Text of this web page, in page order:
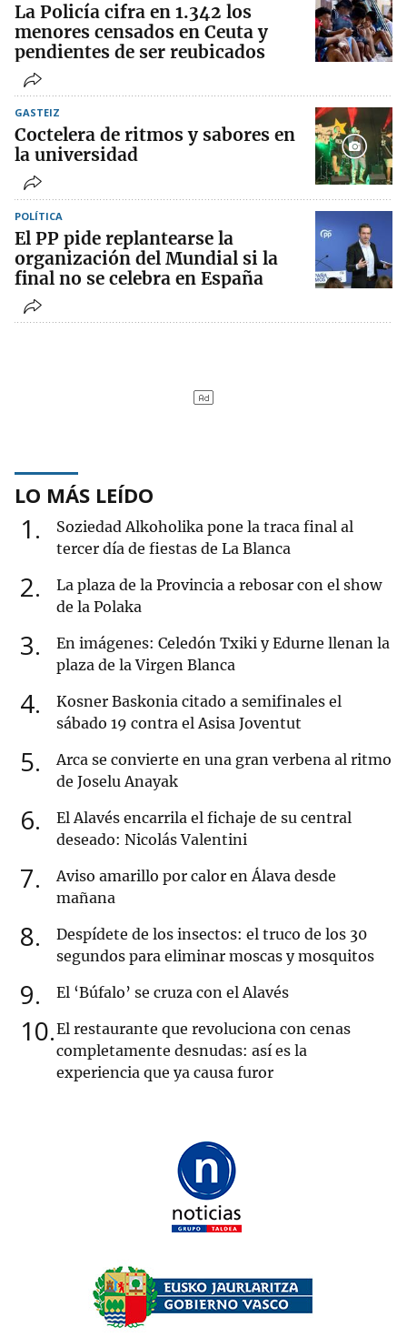
La Policía cifra en 1.342 los
menores censados en Ceuta y
pendientes de ser reubicados
GASTEIZ
Coctelera de ritmos y sabores en
la universidad
POLÍTICA
El PP pide replantearse la
organización del Mundial si la
final no se celebra en España
LO MÁS LEÍDO
1
Soziedad Alkoholika pone la traca final al
tercer día de fiestas de La Blanca
2
La plaza de la Provincia a rebosar con el show
de la Polaka
3
En imágenes: Celedón Txiki y Edurne llenan la
plaza de la Virgen Blanca
4
Kosner Baskonia citado a semifinales el
sábado 19 contra el Asisa Joventut
5
Arca se convierte en una gran verbena al ritmo
de Joselu Anayak
6
El Alavés encarrila el fichaje de su central
deseado: Nicolás Valentini
7
Aviso amarillo por calor en Álava desde
mañana
8
Despídete de los insectos: el truco de los 30
segundos para eliminar moscas y mosquitos
9 El ‘Búfalo’ se cruza con el Alavés
10 El restaurante que revoluciona con cenas
completamente desnudas: así es la
experiencia que ya causa furor